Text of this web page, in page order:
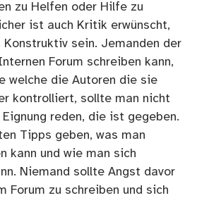
zu Helfen oder Hilfe zu
ist auch Kritik erwünscht,
Konstruktiv sein. Jemanden der
Forum schreiben kann,
welche die Autoren die sie
kontrolliert, sollte man nicht
reden, die ist gegeben.
Tipps geben, was man
kann und wie man sich
Niemand sollte Angst davor
Forum zu schreiben und sich